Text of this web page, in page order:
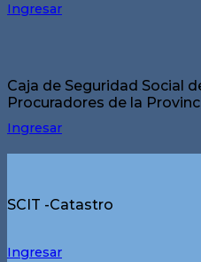
Ingresar
Caja de Seguridad Social
Procuradores de la
Ingresar
SCIT -Catastro
Ingresar